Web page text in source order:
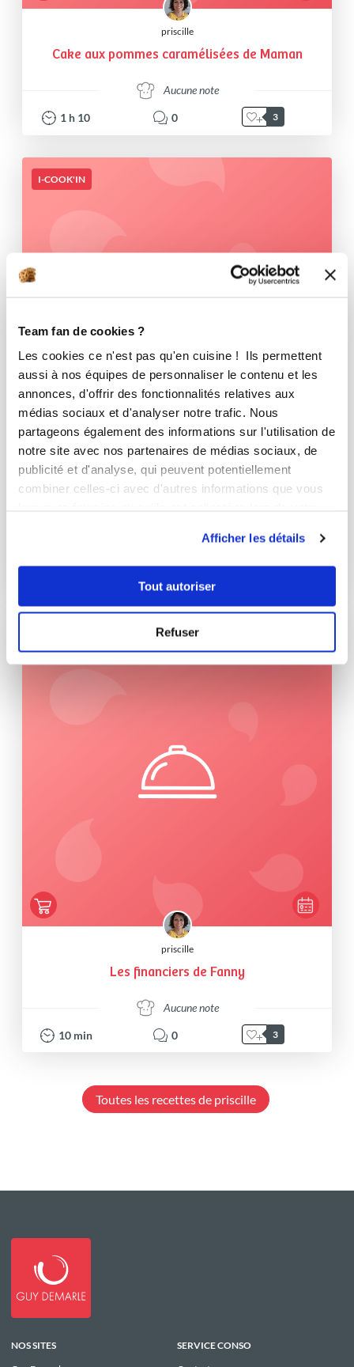
Team fan de cookies ?
Les cookies ce n'est pas qu'en cuisine ! Ils permettent
aussi à nos équipes de personnaliser le contenu et les
annonces, d'offrir des fonctionnalités relatives aux
médias sociaux et d'analyser notre trafic. Nous
partageons également des informations sur l'utilisation de
notre site avec nos partenaires de médias sociaux, de
publicité et d'analyse, qui peuvent potentiellement
combiner celles-ci avec d'autres informations que vous
Afficher les détails
Tout autoriser
Refuser
priscille
Cake aux pommes caramélisées de Maman
Aucune note
1 h 10 0 3
I-COOK'IN
priscille
priscille
Les financiers de Fanny
Aucune note
10 min 0 3
Toutes les recettes de priscille
NOS SITES
SERVICE CONSO